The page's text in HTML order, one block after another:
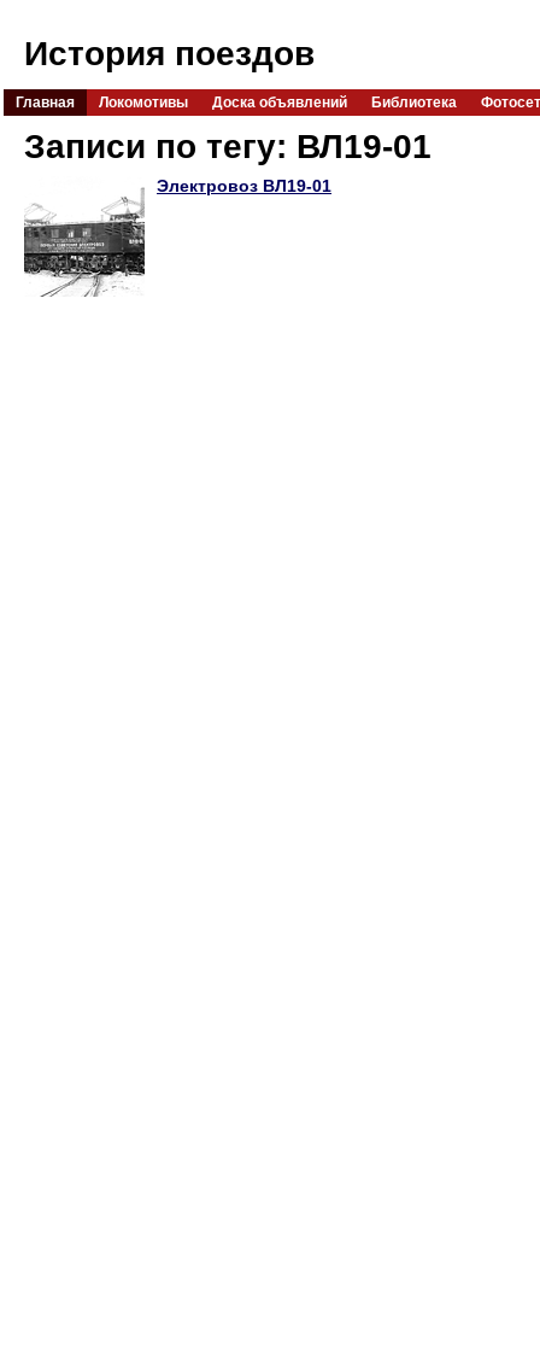
История поездов
Главная Локомотивы Доска объявлений Библиотека
Записи по тегу: ВЛ19-01
Электровоз ВЛ19-01